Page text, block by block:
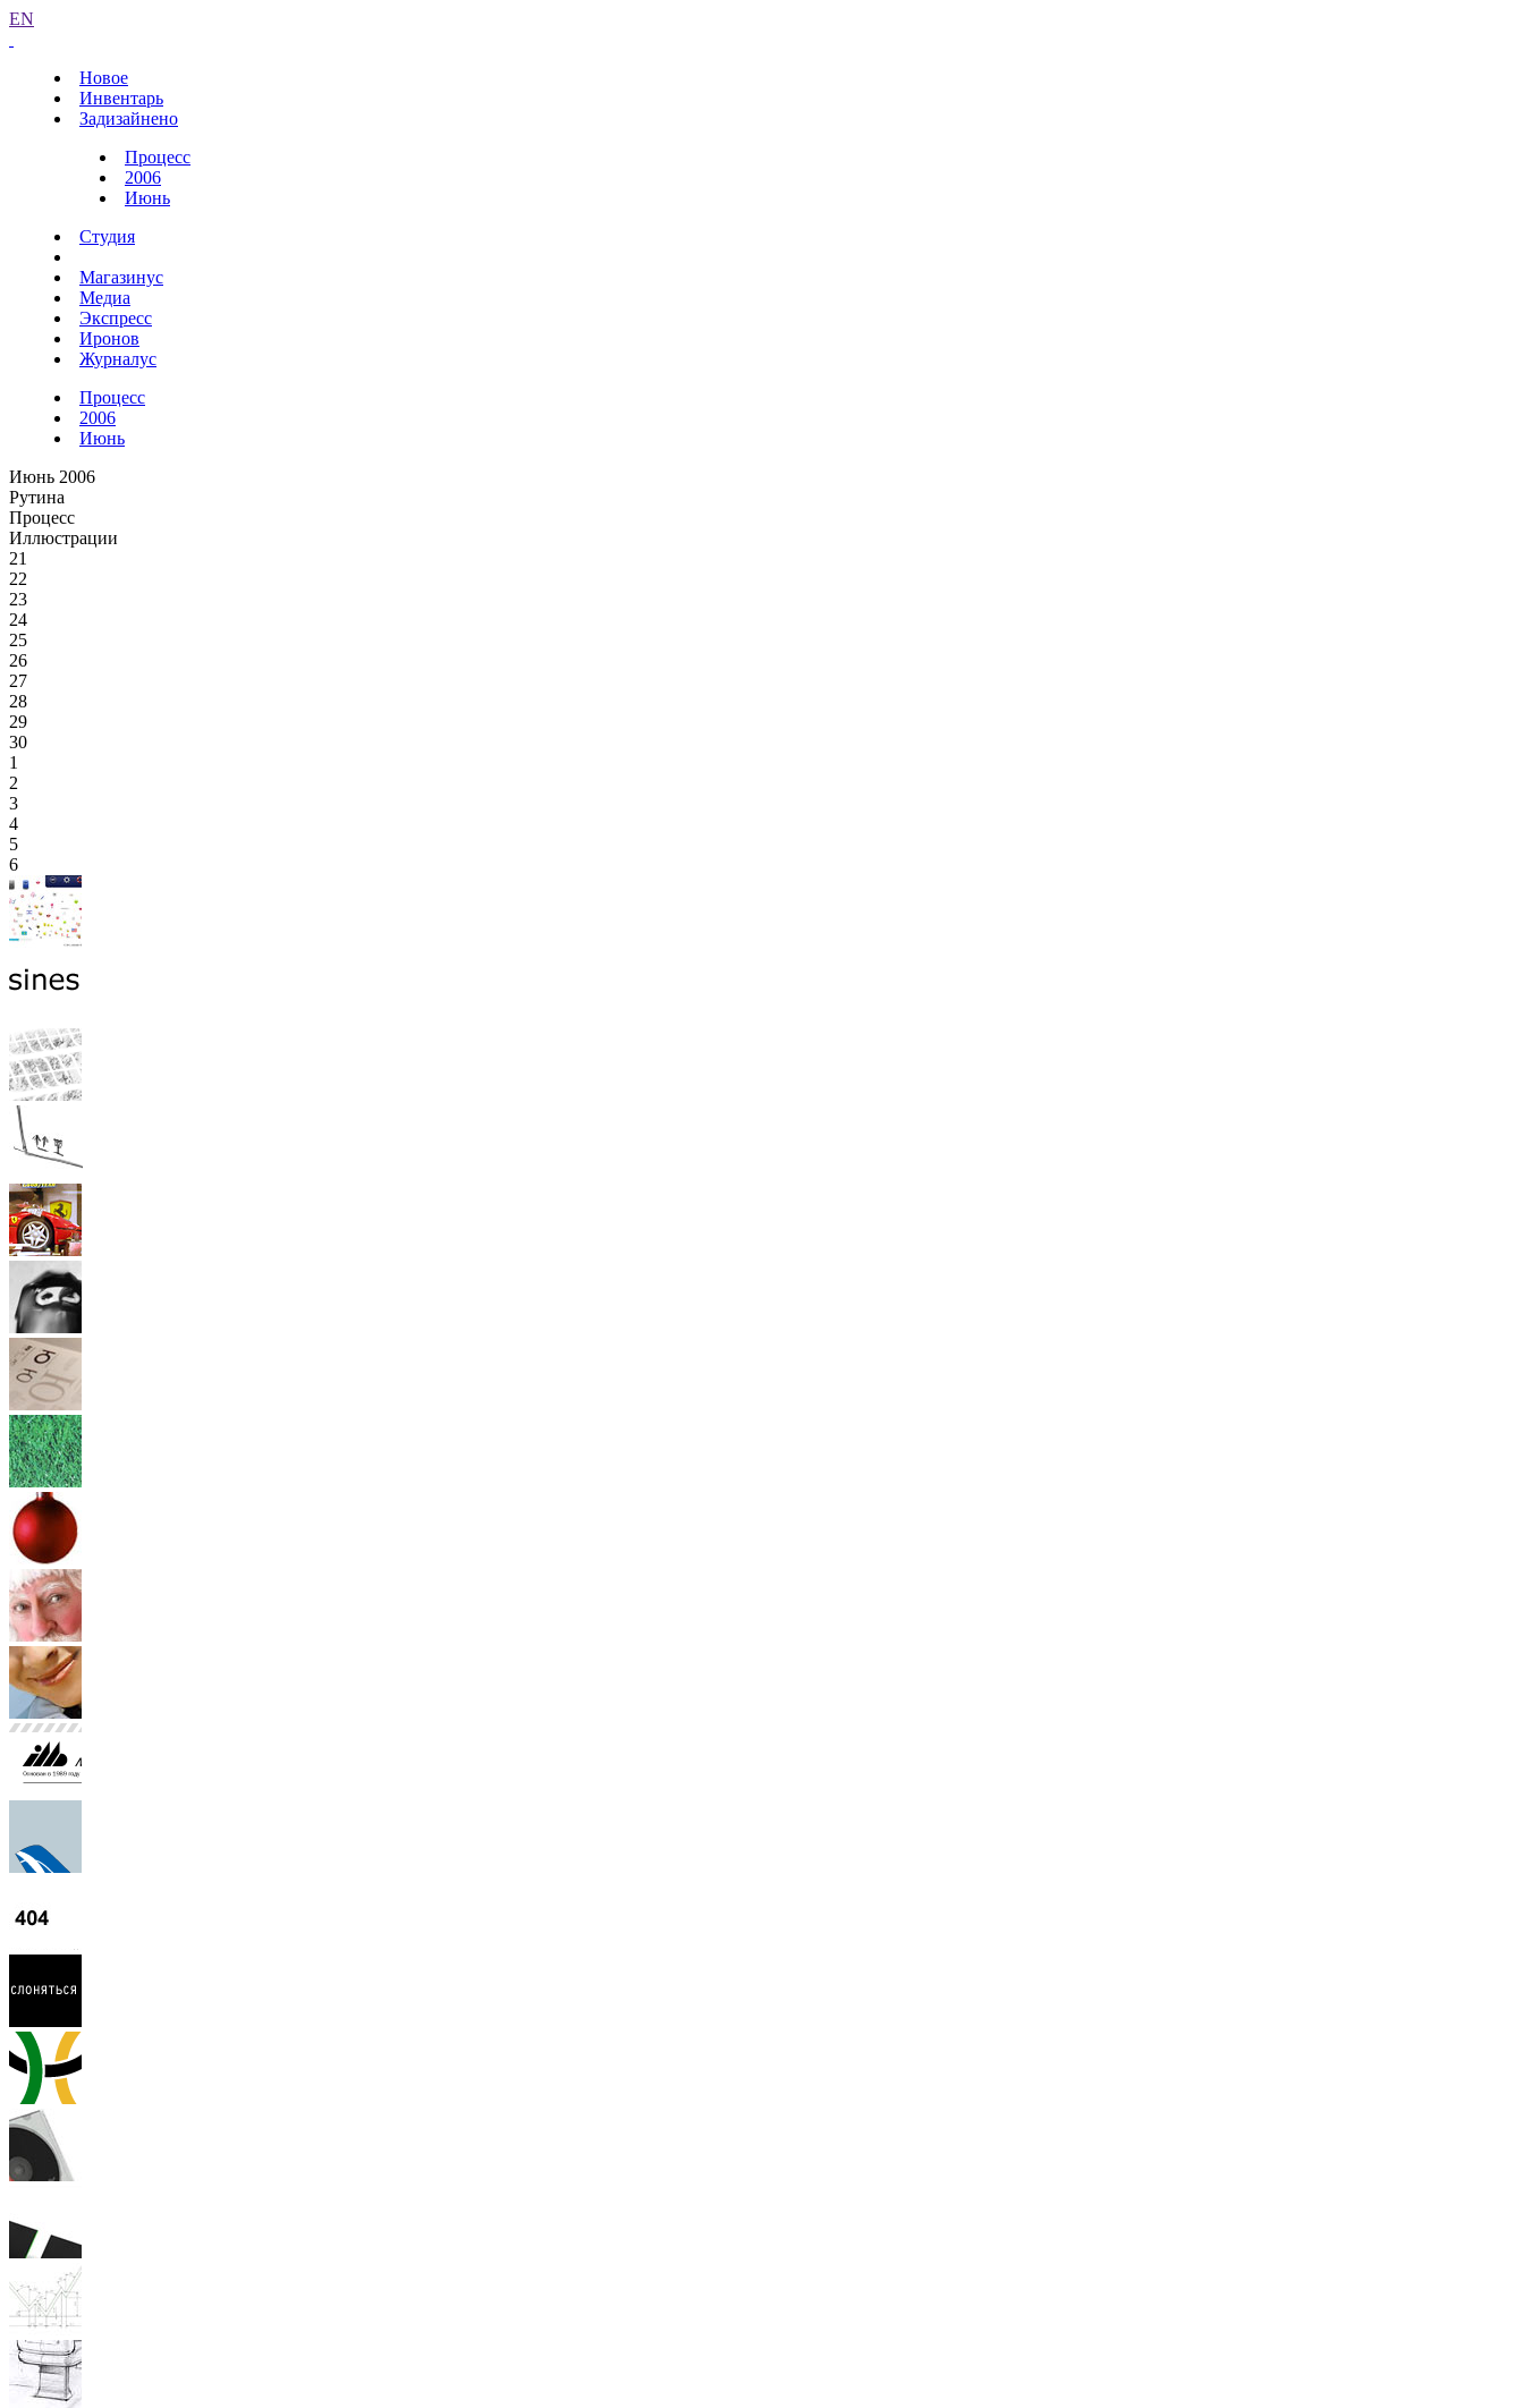
EN
Новое
Инвентарь
Задизайнено
Процесс
2006
Июнь
Студия
Магазинус
Медиа
Экспресс
Иронов
Журналус
Процесс
2006
Июнь
Июнь 2006
Рутина
Процесс
Иллюстрации
21
22
23
24
25
26
27
28
29
30
1
2
3
4
5
6